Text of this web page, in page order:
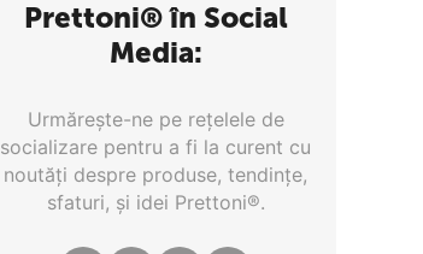
Prettoni® în Social
Media:
Urmăreşte-ne pe reţelele de
socializare pentru a fi la curent cu
noutăţi despre produse, tendinţe,
sfaturi, şi idei Prettoni®.